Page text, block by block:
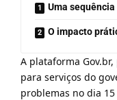
Uma
O impacto
A plataforma
para serviços do
problemas no dia